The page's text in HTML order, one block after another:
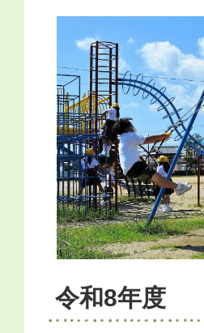
令和8年度